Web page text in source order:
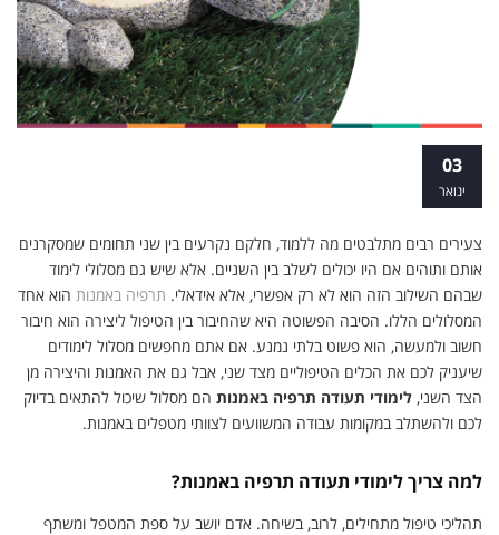
03
ינואר
צעירים רבים מתלבטים מה ללמוד, חלקם נקרעים בין שני תחומים שמסקרנים
אותם ותוהים אם היו יכולים לשלב בין השניים. אלא שיש גם מסלולי לימוד
שבהם השילוב הזה הוא לא רק אפשרי, אלא אידאלי. תרפיה באמנות הוא אחד
המסלולים הללו. הסיבה הפשוטה היא שהחיבור בין הטיפול ליצירה הוא חיבור
חשוב ולמעשה, הוא פשוט בלתי נמנע. אם אתם מחפשים מסלול לימודים
שיעניק לכם את הכלים הטיפוליים מצד שני, אבל גם את האמנות והיצירה מן
הצד השני, לימודי תעודה תרפיה באמנות הם מסלול שיכול להתאים בדיוק
לכם ולהשתלב במקומות עבודה המשוועים לצוותי מטפלים באמנות.
למה צריך לימודי תעודה תרפיה באמנות?
תהליכי טיפול מתחילים, לרוב, בשיחה. אדם יושב על ספת המטפל ומשתף